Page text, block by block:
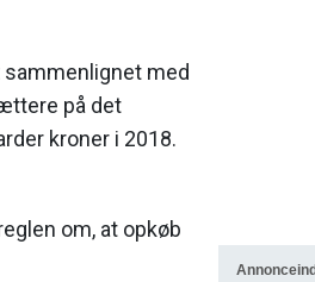
med
på det
kroner i 2018.
om, at opkøb